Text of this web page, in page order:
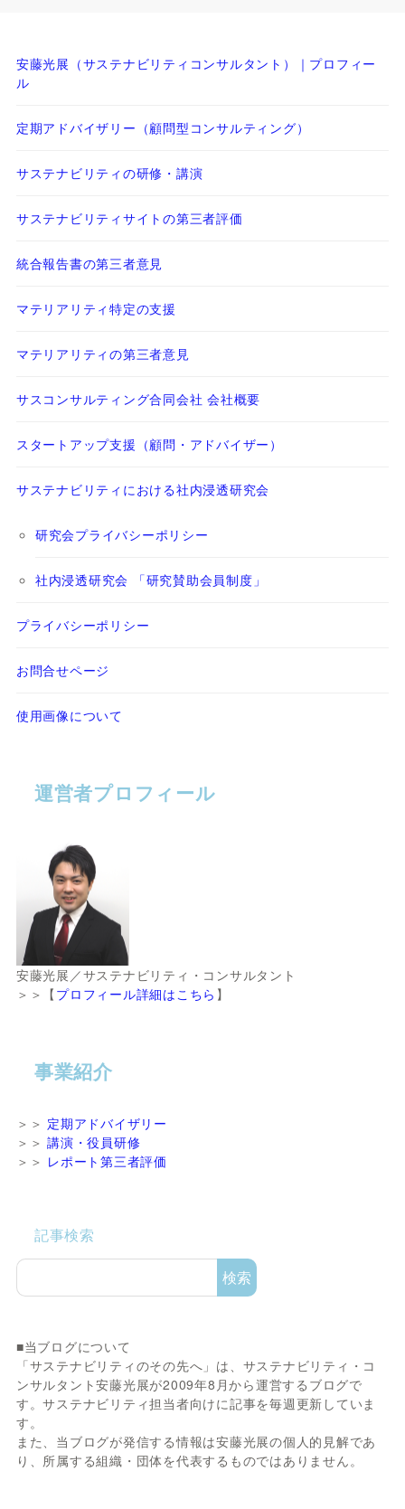
安藤光展（サステナビリティコンサルタント）｜プロフィー
ル
定期アドバイザリー（顧問型コンサルティング）
サステナビリティの研修・講演
サステナビリティサイトの第三者評価
統合報告書の第三者意見
マテリアリティ特定の支援
マテリアリティの第三者意見
サスコンサルティング合同会社 会社概要
スタートアップ支援（顧問・アドバイザー）
サステナビリティにおける社内浸透研究会
研究会プライバシーポリシー
社内浸透研究会 「研究賛助会員制度」
プライバシーポリシー
お問合せページ
使用画像について
運営者プロフィール
安藤光展／サステナビリティ・コンサルタント
＞＞【 プロフィール詳細はこちら 】
事業紹介
＞＞ 定期アドバイザリー
＞＞講演・役員研修
＞＞ レポート第三者評価
記事検索
検索
■当ブログについて
「サステナビリティのその先へ」は、サステナビリティ・コ
ンサルタント安藤光展が2009年8月から運営するブログで
す。サステナビリティ担当者向けに記事を毎週更新していま
す。
また、当ブログが発信する情報は安藤光展の個人的見解であ
り、所属する組織・団体を代表するものではありません。